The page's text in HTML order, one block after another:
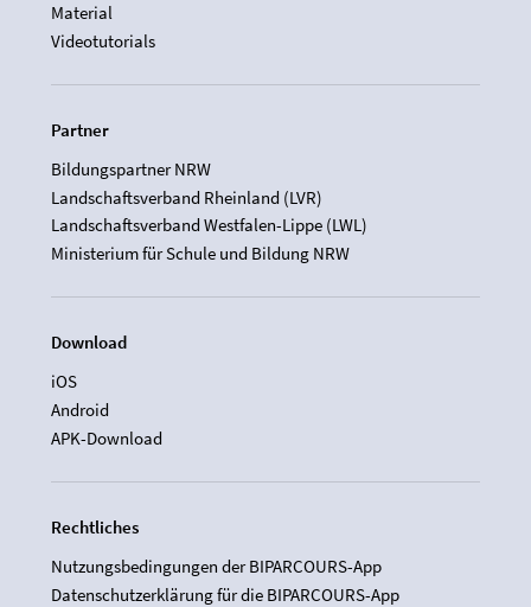
Material
Videotutorials
Partner
Bildungspartner NRW
Landschaftsverband Rheinland (LVR)
Landschaftsverband Westfalen-Lippe (LWL)
Ministerium für Schule und Bildung NRW
Download
iOS
Android
APK-Download
Rechtliches
Nutzungsbedingungen der BIPARCOURS-App
Datenschutzerklärung für die BIPARCOURS-App